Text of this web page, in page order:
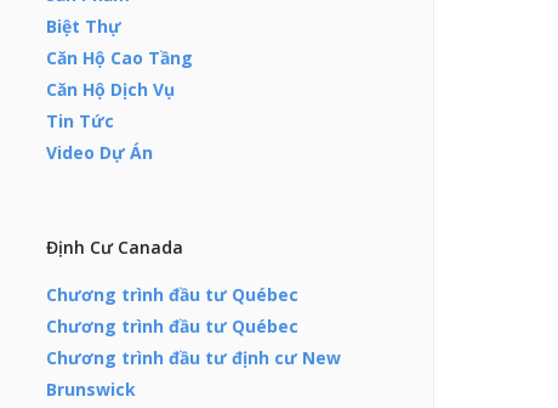
Biệt Thự
Căn Hộ Cao Tầng
Căn Hộ Dịch Vụ
Tin Tức
Video Dự Án
Định Cư Canada
Chương trình đầu tư Québec
Chương trình đầu tư Québec
Chương trình đầu tư định cư New
Brunswick